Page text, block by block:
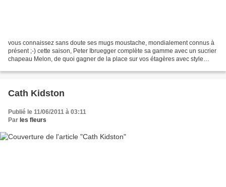
vous connaissez sans doute ses mugs moustache, mondialement connus à
présent ;-) cette saison, Peter Ibruegger complète sa gamme avec un sucrier
chapeau Melon, de quoi gagner de la place sur vos étagères avec style
Cath Kidston
Publié le 11/06/2011 à 03:11
Par les fleurs